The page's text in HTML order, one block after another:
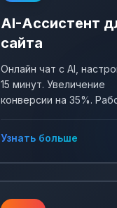
AI-Ассистент
сайта
Онлайн чат с AI,
15 минут. Увеличение
конверсии на 35%.
Узнать больше